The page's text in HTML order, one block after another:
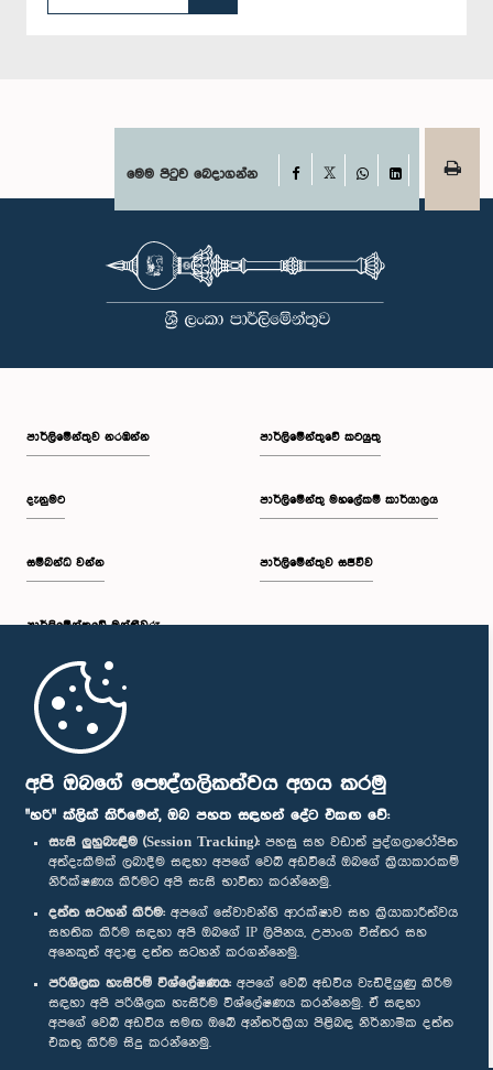
අපි ඔබගේ පෞද්ගලිකත්වය අගය කරමු
"හරි" ක්ලික් කිරීමෙන්, ඔබ පහත සඳහන් දේට එකඟ වේ:
සැසි ලුහුබැඳීම (Session Tracking): පහසු සහ වඩාත් පුද්ගලාරෝපිත
අත්දැකීමක් ලබාදීම සඳහා අපගේ වෙබ් අඩවියේ ඔබගේ ක්‍රියාකාරකම්
නිරීක්ෂණය කිරීමට අපි සැසි භාවිතා කරන්නෙමු.
දත්ත සටහන් කිරීම: අපගේ සේවාවන්හි ආරක්ෂාව සහ ක්‍රියාකාරීත්වය
සහතික කිරීම සඳහා අපි ඔබගේ IP ලිපිනය, උපාංග විස්තර සහ
අනෙකුත් අදාළ දත්ත සටහන් කරගන්නෙමු.
පරිශීලක හැසිරීම් විශ්ලේෂණය: අපගේ වෙබ් අඩවිය වැඩිදියුණු කිරීම
සඳහා අපි පරිශීලක හැසිරීම විශ්ලේෂණය කරන්නෙමු. ඒ සඳහා
අපගේ වෙබ් අඩවිය සමඟ ඔබේ අන්තර්ක්‍රියා පිළිබඳ නිර්නාමික දත්ත
එකතු කිරීම සිදු කරන්නෙමු.
මෙම පිටුව බෙදාගන්න Facebook
පාර්ලි‌මේන්තුව නරඹන්න
දැනුමට
සම්බන්ධ වන්න
පාර්ලි‌මේන්තුවේ මන්ත්‍රීවරු
මුල් පිටුව
පාර්ලිමේන්තුවේ කටයුතු
පාර්ලිමේන්තු මහලේකම් කාර්යාලය
පාර්ලිමේන්තුව සජීවීව
පාර්ලිමේන්තු ජංගම යෙදුම
අප හා සම්බන්ධ වී සිටින්න :
සම්මාන
පෞද්ගලිකත්ව ප්‍රතිපත්තිය